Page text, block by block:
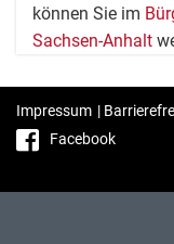
können Sie im
Sachsen-Anhalt
Impressum |
Facebook